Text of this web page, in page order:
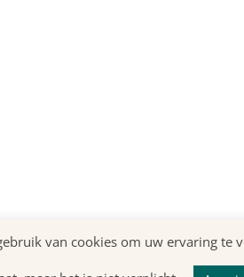
van cookies om uw ervaring te